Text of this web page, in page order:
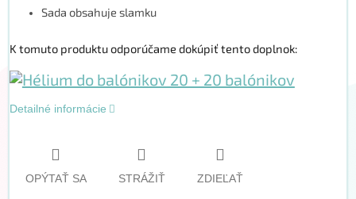
Sada obsahuje slamku
K tomuto produktu odporúčame dokúpiť tento doplnok:
Detailné informácie
OPÝTAŤ SA STRÁŽIŤ ZDIEĽAŤ